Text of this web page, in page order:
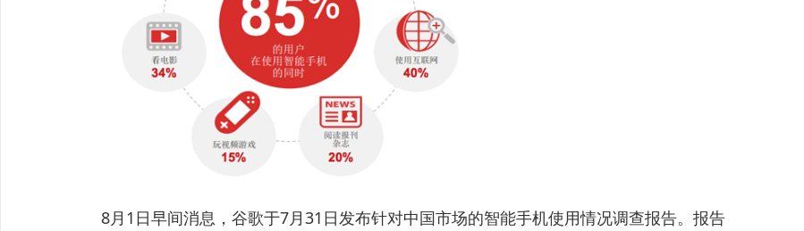
8月1日早间消息，谷歌于7月31日发布针对中国市场的智能手机使用情况调查报告。报告